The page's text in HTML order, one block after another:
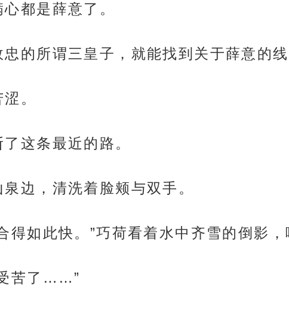
都是薛意了。
的所谓三皇子，就能找到关于薛意的
。
这条最近的路。
边，清洗着脸颊与双手。
得如此快。”巧荷看着水中齐雪的倒影
苦了……”